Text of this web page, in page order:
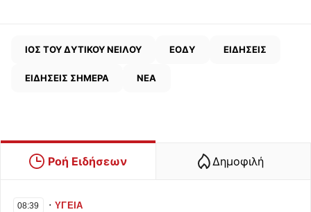
ΙΟΣ ΤΟΥ ΔΥΤΙΚΟΥ ΝΕΙΛΟΥ ΕΟΔΥ ΕΙΔΗΣΕΙΣ
ΕΙΔΗΣΕΙΣ ΣΗΜΕΡΑ ΝΕΑ
Ροή Ειδήσεων Δημοφιλή
08:39 ∙ΥΓΕΙΑ